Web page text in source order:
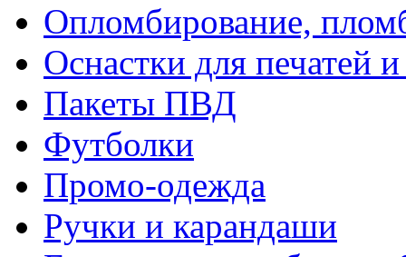
Опломбирование,
Оснастки для печатей
Пакеты ПВД
Футболки
Промо-одежда
Ручки и карандаши